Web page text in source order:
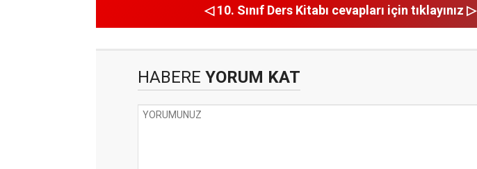
◁ 10. Sınıf Ders Kitabı cevapları için tıklayınız ▷
HABERE YORUM KAT